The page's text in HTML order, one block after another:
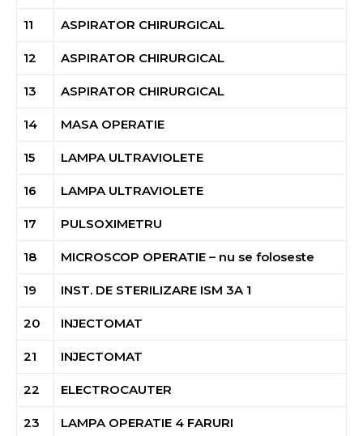
11 ASPIRATOR CHIRURGICAL
12 ASPIRATOR CHIRURGICAL
13 ASPIRATOR CHIRURGICAL
14 MASA OPERATIE
15 LAMPA ULTRAVIOLETE
16 LAMPA ULTRAVIOLETE
17 PULSOXIMETRU
18 MICROSCOP OPERATIE – nu se foloseste
19 INST. DE STERILIZARE ISM 3A 1
20 INJECTOMAT
21 INJECTOMAT
22 ELECTROCAUTER
23 LAMPA OPERATIE 4 FARURI